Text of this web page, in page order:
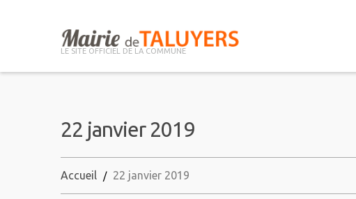
LE SITE OFFICIEL DE LA COMMUNE
22 janvier 2019
Accueil 22 janvier 2019